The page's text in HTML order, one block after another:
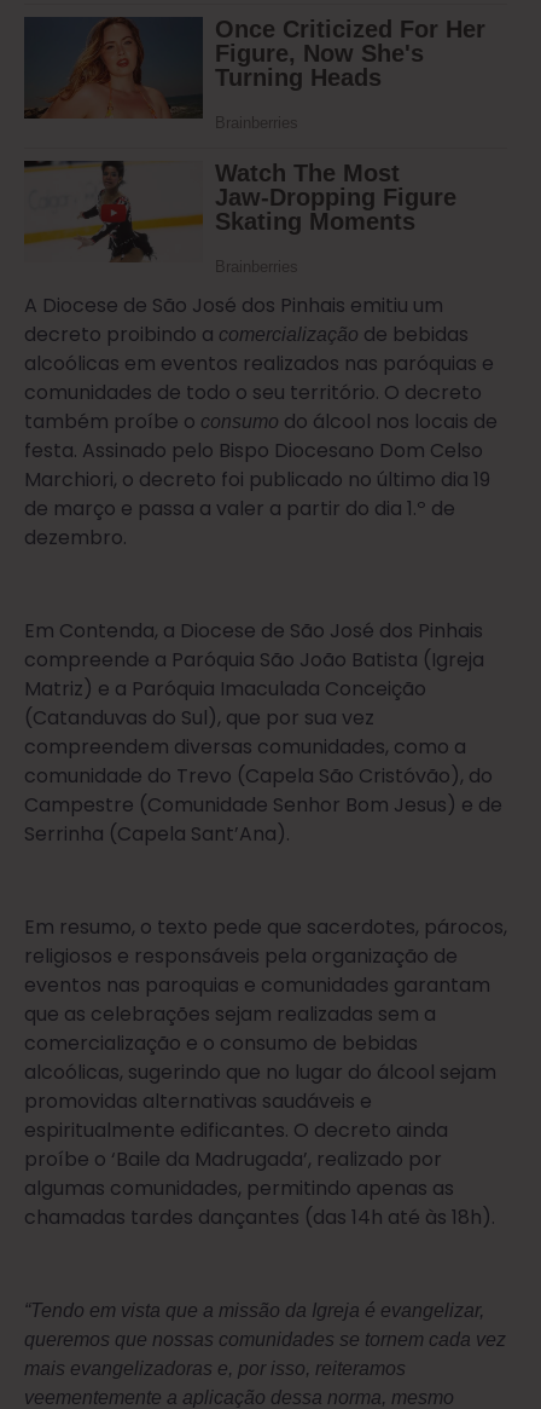
A Diocese de São José dos Pinhais emitiu um
decreto proibindo a comercialização de bebidas
alcoólicas em eventos realizados nas paróquias e
comunidades de todo o seu território. O decreto
também proíbe o consumo do álcool nos locais de
festa. Assinado pelo Bispo Diocesano Dom Celso
Marchiori, o decreto foi publicado no último dia 19
de março e passa a valer a partir do dia 1.º de
dezembro.
Em Contenda, a Diocese de São José dos Pinhais
compreende a Paróquia São João Batista (Igreja
Matriz) e a Paróquia Imaculada Conceição
(Catanduvas do Sul), que por sua vez
compreendem diversas comunidades, como a
comunidade do Trevo (Capela São Cristóvão), do
Campestre (Comunidade Senhor Bom Jesus) e de
Serrinha (Capela Sant’Ana).
Em resumo, o texto pede que sacerdotes, párocos,
religiosos e responsáveis pela organização de
eventos nas paroquias e comunidades garantam
que as celebrações sejam realizadas sem a
comercialização e o consumo de bebidas
alcoólicas, sugerindo que no lugar do álcool sejam
promovidas alternativas saudáveis e
espiritualmente edificantes. O decreto ainda
proíbe o ‘Baile da Madrugada’, realizado por
algumas comunidades, permitindo apenas as
chamadas tardes dançantes (das 14h até às 18h).
“Tendo em vista que a missão da Igreja é evangelizar,
queremos que nossas comunidades se tornem cada vez
mais evangelizadoras e, por isso, reiteramos
veementemente a aplicação dessa norma, mesmo